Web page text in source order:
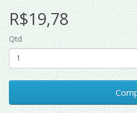
R$19,78
Qtd